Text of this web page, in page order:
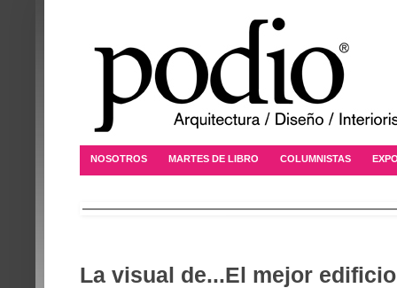
NOSOTROS MARTES DE LIBRO COLUMNISTAS
La visual de...El mejor